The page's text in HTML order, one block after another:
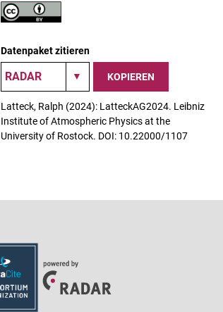
Datenpaket zitieren
KOPIEREN
Latteck, Ralph (2024): LatteckAG2024. Leibniz
Institute of Atmospheric Physics at the
University of Rostock. DOI: 10.22000/1107